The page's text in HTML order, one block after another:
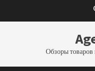
Обзоры товаров